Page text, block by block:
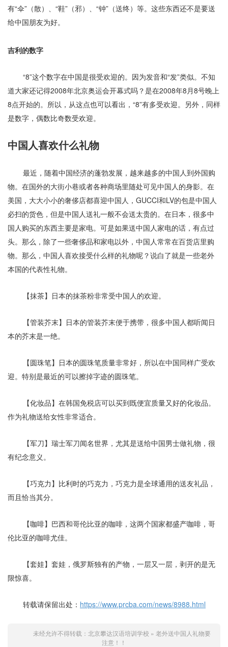
有“伞”（散）、“鞋”（邪）、“钟”（送终）等。这些东西还不是要送
给中国朋友为好。
吉利的数字
“8”这个数字在中国是很受欢迎的。因为发音和“发”类似。不知
道大家还记得2008年北京奥运会开幕式吗？是在2008年8 月8号晚上
8点开始的。所以，从这点也可以看出，“8”有多受欢迎。 另外，同样
是数字，偶数比奇数受欢迎。
中国人喜欢什么礼物
最近，随着中国经济的蓬勃发展，越来越多的中国人到外国购
物。在国外的大街小巷或者各种商场里随处可见中国人的身影。在
美国，大大小小的奢侈店都喜迎中国人， GUCCI和LV的包是中国人
必扫的货色，但是中国人送礼一般不会送太贵的。 在日本，很多中
国人购买的东西主要是家电。可是如果送中国人家电的话，有点过
头。那么，除了一些奢侈品和家电以外，中国人常常在百货店里购
物。那么，中国人喜欢接受什么样的礼物呢？说白了就是一些老外
本国的代表性礼物。
【抹茶】日本的抹茶粉非常受中国人的欢迎。
【管装芥末】日本的管装芥末便于携带，很多中国人都听闻日
本的芥末是一绝。
【圆珠笔】日本的圆珠笔质量非常好，所以在中国同样广受欢
迎。特别是最近的可以擦掉字迹的圆珠笔。
【化妆品】在韩国免税店可以买到既便宜质量又好的化妆品。
作为礼物送给女性非常适合。
【军刀】瑞士军刀闻名世界，尤其是送给中国男士做礼物，很
有纪念意义。
【巧克力】比利时的巧克力，巧克力是全球通用的送友礼品，
而且恰当其分。
【咖啡】巴西和哥伦比亚的咖啡，这两个国家都盛产咖啡，哥
伦比亚的咖啡尤佳。
【套娃】套娃，俄罗斯独有的产物，一层又一层，剥开的是无
限惊喜。
转载请保留出处： https://www.prcba.com/news/8988.html
未经允许不得转载： 北京攀达汉语培训学校 » 老外送中国人礼物要
注意！！